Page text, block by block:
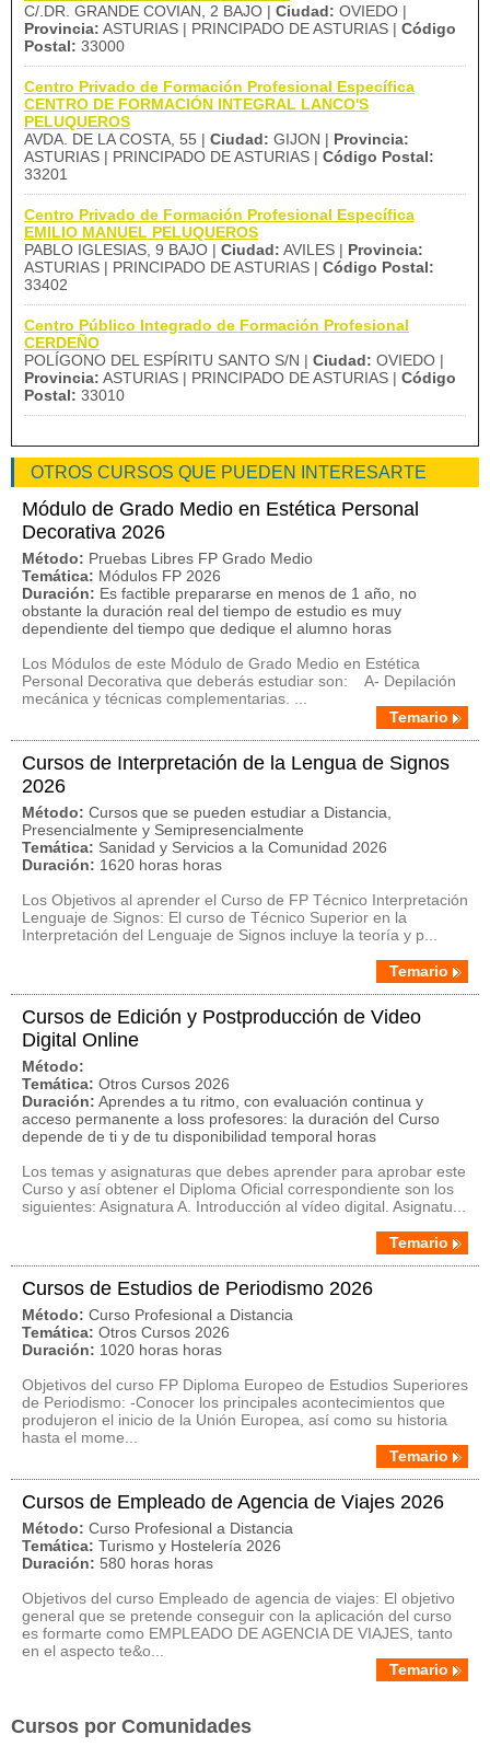
C/.DR. GRANDE COVIAN, 2 BAJO | Ciudad: OVIEDO |
Provincia: ASTURIAS | PRINCIPADO DE ASTURIAS | Código
Postal: 33000
Centro Privado de Formación Profesional Específica
CENTRO DE FORMACIÓN INTEGRAL LANCO'S
PELUQUEROS
AVDA. DE LA COSTA, 55 | Ciudad: GIJON | Provincia:
ASTURIAS | PRINCIPADO DE ASTURIAS | Código Postal:
33201
Centro Privado de Formación Profesional Específica
EMILIO MANUEL PELUQUEROS
PABLO IGLESIAS, 9 BAJO | Ciudad: AVILES | Provincia:
ASTURIAS | PRINCIPADO DE ASTURIAS | Código Postal:
33402
Centro Público Integrado de Formación Profesional
CERDEÑO
POLÍGONO DEL ESPÍRITU SANTO S/N | Ciudad: OVIEDO |
Provincia: ASTURIAS | PRINCIPADO DE ASTURIAS | Código
Postal: 33010
OTROS CURSOS QUE PUEDEN INTERESARTE
Módulo de Grado Medio en Estética Personal
Decorativa 2026
Método: Pruebas Libres FP Grado Medio
Temática: Módulos FP 2026
Duración: Es factible prepararse en menos de 1 año, no
obstante la duración real del tiempo de estudio es muy
dependiente del tiempo que dedique el alumno horas
Los Módulos de este Módulo de Grado Medio en Estética
Personal Decorativa que deberás estudiar son: A- Depilación
mecánica y técnicas complementarias. ...
Temario
Cursos de Interpretación de la Lengua de Signos
2026
Método: Cursos que se pueden estudiar a Distancia,
Presencialmente y Semipresencialmente
Temática: Sanidad y Servicios a la Comunidad 2026
Duración: 1620 horas horas
Los Objetivos al aprender el Curso de FP Técnico Interpretación
Lenguaje de Signos: El curso de Técnico Superior en la
Interpretación del Lenguaje de Signos incluye la teoría y p...
Temario
Cursos de Edición y Postproducción de Video
Digital Online
Método:
Temática: Otros Cursos 2026
Duración: Aprendes a tu ritmo, con evaluación continua y
acceso permanente a loss profesores: la duración del Curso
depende de ti y de tu disponibilidad temporal horas
Los temas y asignaturas que debes aprender para aprobar este
Curso y así obtener el Diploma Oficial correspondiente son los
siguientes: Asignatura A. Introducción al vídeo digital. Asignatu...
Temario
Cursos de Estudios de Periodismo 2026
Método: Curso Profesional a Distancia
Temática: Otros Cursos 2026
Duración: 1020 horas horas
Objetivos del curso FP Diploma Europeo de Estudios Superiores
de Periodismo: -Conocer los principales acontecimientos que
produjeron el inicio de la Unión Europea, así como su historia
hasta el mome...
Temario
Cursos de Empleado de Agencia de Viajes 2026
Método: Curso Profesional a Distancia
Temática: Turismo y Hostelería 2026
Duración: 580 horas horas
Objetivos del curso Empleado de agencia de viajes: El objetivo
general que se pretende conseguir con la aplicación del curso
es formarte como EMPLEADO DE AGENCIA DE VIAJES, tanto
en el aspecto te&o...
Temario
Cursos por Comunidades